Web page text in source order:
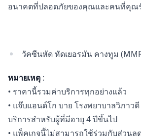
อนาคตที่ปลอดภัยของคุณและคนที่คุณ
วัคซีนหัด หัดเยอรมัน คางทูม
หมายเหตุ :
• ราคานี้รวมค่าบริการทุกอย่างแล้ว
• แจ๊บแอนด์โก บาย โรงพยาบาลวิภาว
บริการสำหรับผู้ที่มีอายุ 4 ปีขึ้นไป
• แพ็คเกจนี้ไม่สามารถใช้ร่วมกับส่วนล